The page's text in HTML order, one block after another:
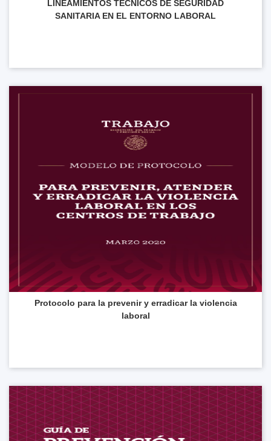
LINEAMIENTOS TÉCNICOS DE SEGURIDAD
SANITARIA EN EL ENTORNO LABORAL
Protocolo para la prevenir y erradicar la violencia
laboral